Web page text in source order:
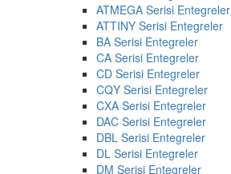
ATMEGA Serisi Entegreler
ATTINY Serisi Entegreler
BA Serisi Entegreler
CA Serisi Entegreler
CD Serisi Entegreler
CQY Serisi Entegreler
CXA Serisi Entegreler
DAC Serisi Entegreler
DBL Serisi Entegreler
DL Serisi Entegreler
DM Serisi Entegreler